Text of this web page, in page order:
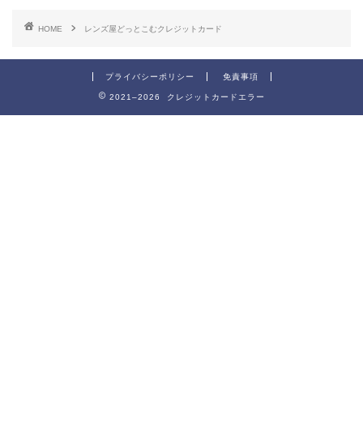
HOME レンズ屋どっとこむクレジットカード
プライバシーポリシー 免責事項
2021–2026 クレジットカードエラー